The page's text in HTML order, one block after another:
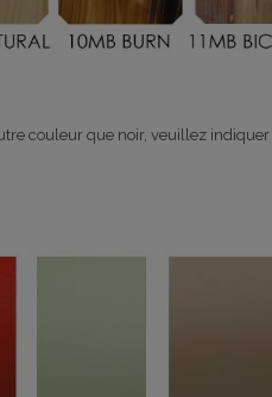
couleur que noir, veuillez